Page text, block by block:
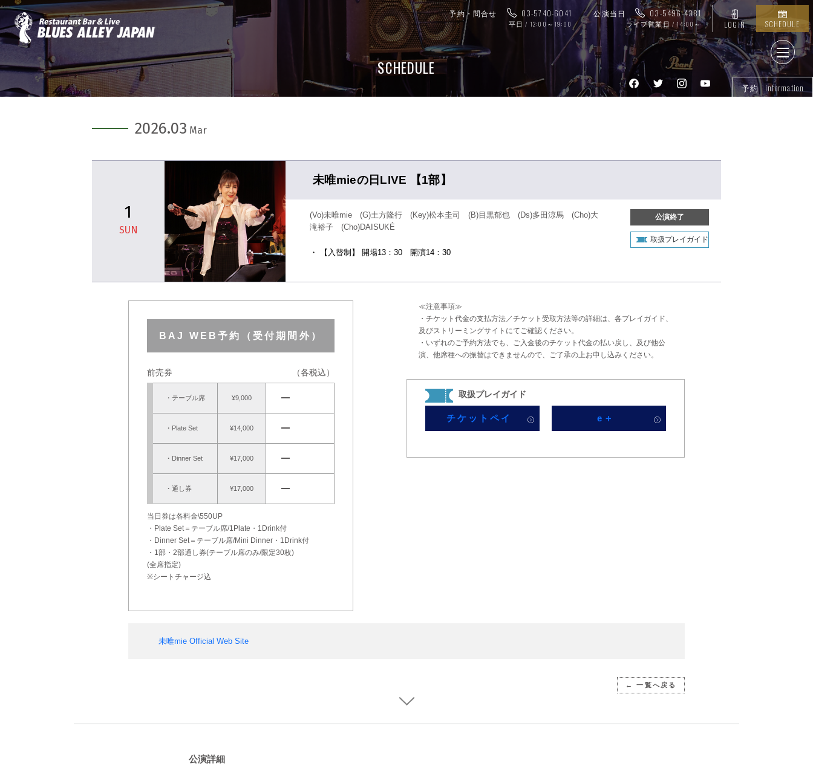
予約・問合せ 03-5740-6041
平日 / 12:00～19:00
公演当日 03-5496-4381
ライブ営業日 / 14:00～ LOGIN SCHEDULE
SCHEDULE
予約 information
2026.03 Mar
1
SUN
未唯mieの日LIVE 【1部】
(Vo)未唯mie (G)土方隆行 (Key)松本圭司 (B)目黒郁也 (Ds)多田涼馬 (Cho)大
滝裕子 (Cho)DAISUKÉ
・ 【入替制】 開場13：30 開演14：30
公演終了
取扱プレイガイド
BAJ WEB予約（受付期間外）
前売券 （各税込）
・テーブル席 ¥9,000 remove
・Plate Set ¥14,000 remove
・Dinner Set ¥17,000 remove
・通し券 ¥17,000 remove
当日券は各料金\550UP
・Plate Set＝テーブル席/1Plate・1Drink付
・Dinner Set＝テーブル席/Mini Dinner・1Drink付
・1部・2部通し券(テーブル席のみ/限定30枚)
(全席指定)
※シートチャージ込
≪注意事項≫
・チケット代金の支払方法／チケット受取方法等の詳細は、各プレイガイド、
及びストリーミングサイトにてご確認ください。
・いずれのご予約方法でも、ご入金後のチケット代金の払い戻し、及び他公
演、他席種への振替はできませんので、ご了承の上お申し込みください。
取扱プレイガイド
チケットペイ e＋
未唯mie Official Web Site
← 一覧へ戻る
公演詳細